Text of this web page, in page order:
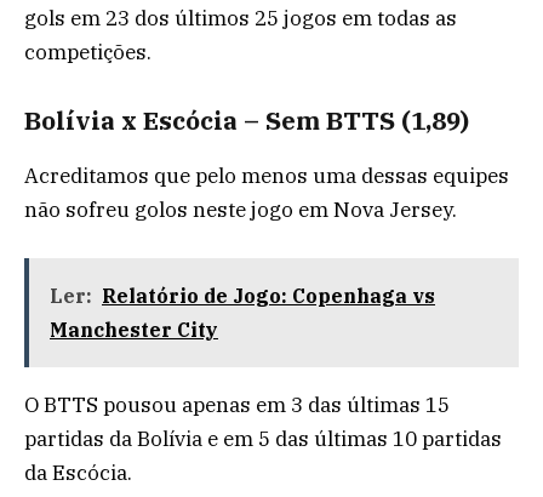
gols em 23 dos últimos 25 jogos em todas as
competições.
Bolívia x Escócia – Sem BTTS (1,89)
Acreditamos que pelo menos uma dessas equipes
não sofreu golos neste jogo em Nova Jersey.
Ler: Relatório de Jogo: Copenhaga vs
Manchester City
O BTTS pousou apenas em 3 das últimas 15
partidas da Bolívia e em 5 das últimas 10 partidas
da Escócia.